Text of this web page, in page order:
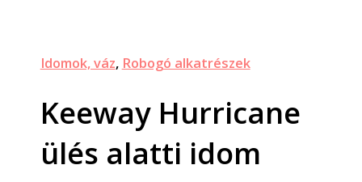
Idomok, váz, Robogó alkatrészek
Keeway Hurricane
ülés alatti idom